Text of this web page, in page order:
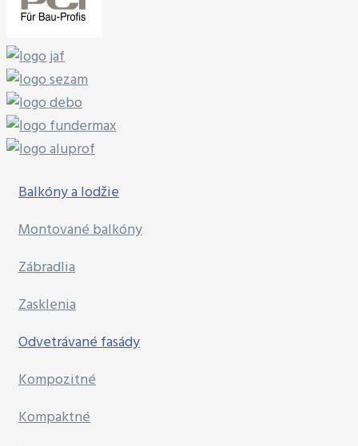
Balkóny a lodžie
Montované balkóny
Zábradlia
Zasklenia
Odvetrávané fasády
Kompozitné
Kompaktné